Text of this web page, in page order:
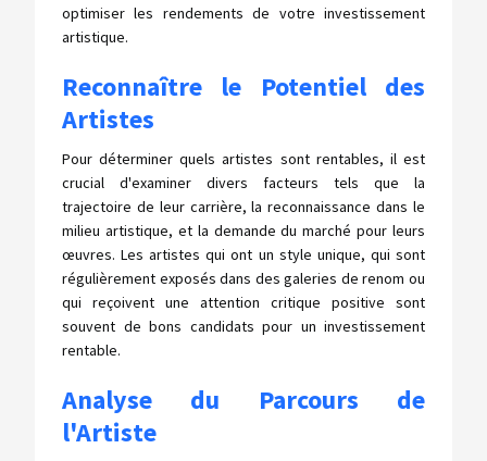
optimiser les rendements de votre investissement
artistique.
Reconnaître le Potentiel des
Artistes
Pour déterminer quels artistes sont rentables, il est
crucial d'examiner divers facteurs tels que la
trajectoire de leur carrière, la reconnaissance dans le
milieu artistique, et la demande du marché pour leurs
œuvres. Les artistes qui ont un style unique, qui sont
régulièrement exposés dans des galeries de renom ou
qui reçoivent une attention critique positive sont
souvent de bons candidats pour un investissement
rentable.
Analyse du Parcours de
l'Artiste